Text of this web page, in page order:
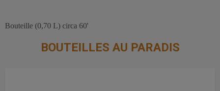
Bouteille (0,70 L) circa 60'
BOUTEILLES AU PARADIS